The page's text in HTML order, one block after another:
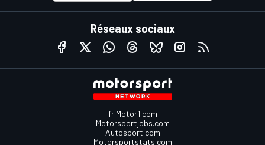
Réseaux sociaux
fr.Motor1.com
Motorsportjobs.com
Autosport.com
Motorsportstats.com